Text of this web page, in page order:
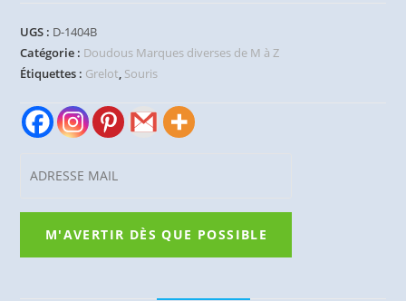
UGS : D-1404B
Catégorie : Doudous Marques diverses de M à Z
Étiquettes : Grelot, Souris